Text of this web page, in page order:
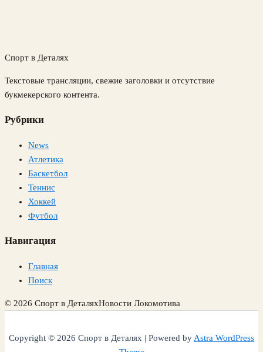
Спорт в Деталях
Текстовые трансляции, свежие заголовки и отсутствие
букмекерского контента.
Рубрики
News
Атлетика
Баскетбол
Теннис
Хоккей
Футбол
Навигация
Главная
Поиск
© 2026 Спорт в ДеталяхНовости Локомотива
Copyright © 2026 Спорт в Деталях | Powered byAstra WordPress